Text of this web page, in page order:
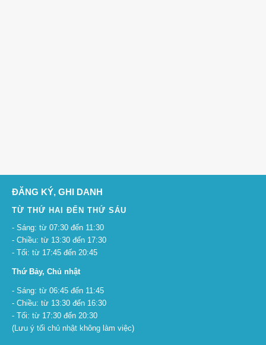
ĐĂNG KÝ, GHI DANH
TỪ THỨ HAI ĐẾN THỨ SÁU
- Sáng: từ 07:30 đến 11:30
- Chiều: từ 13:30 đến 17:30
- Tối: từ 17:45 đến 20:45
Thứ Bảy, Chủ nhật
- Sáng: từ 06:45 đến 11:45
- Chiều: từ 13:30 đến 16:30
- Tối: từ 17:30 đến 20:30
(Lưu ý tối chủ nhật không làm việc)